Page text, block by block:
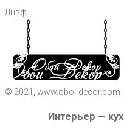
Лцвф
© 2021, www.oboi-decor.com
Интерьер —